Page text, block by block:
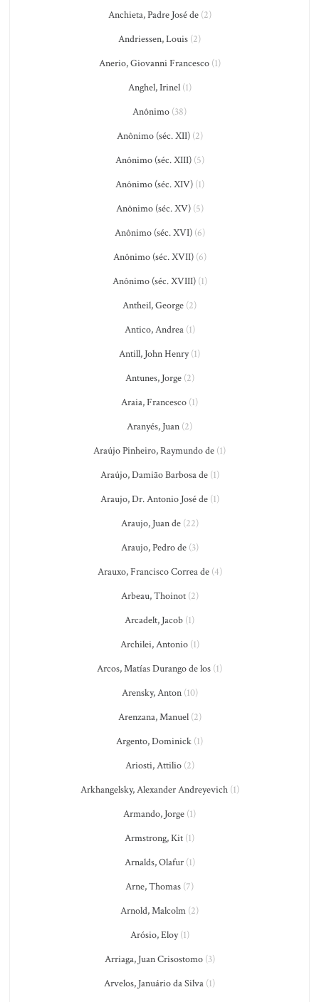
Anchieta, Padre José de(2)
Andriessen, Louis (2)
Anerio, Giovanni Francesco(1)
Anghel, Irinel(1)
Anônimo (38)
Anônimo (séc. XII)(2)
Anônimo (séc. XIII)(5)
Anônimo (séc. XIV)(1)
Anônimo (séc. XV)(5)
Anônimo (séc. XVI)(6)
Anônimo (séc. XVII)(6)
Anônimo (séc. XVIII)(1)
Antheil, George (2)
Antico, Andrea(1)
Antill, John Henry(1)
Antunes, Jorge(2)
Araia, Francesco (1)
Aranyés, Juan (2)
Araújo Pinheiro, Raymundo de (1)
Araújo, Damião Barbosa de(1)
Araujo, Dr. Antonio José de(1)
Araujo, Juan de(22)
Araujo, Pedro de(3)
Arauxo, Francisco Correa de(4)
Arbeau, Thoinot(2)
Arcadelt, Jacob (1)
Archilei, Antonio(1)
Arcos, Matías Durango de los (1)
Arensky, Anton(10)
Arenzana, Manuel(2)
Argento, Dominick (1)
Ariosti, Attilio(2)
Arkhangelsky, Alexander Andreyevich(1)
Armando, Jorge (1)
Armstrong, Kit (1)
Arnalds, Olafur(1)
Arne, Thomas (7)
Arnold, Malcolm (2)
Arósio, Eloy(1)
Arriaga, Juan Crisostomo(3)
Arvelos, Januário da Silva (1)